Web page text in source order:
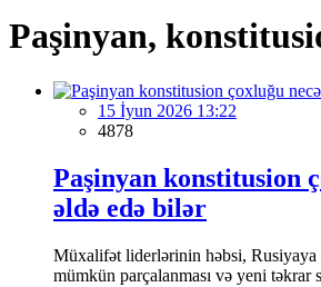
Paşinyan,
15 İyun 2026 13:22
4878
Paşinyan konstitusion
əldə edə bilər
Müxalifət liderlərinin həbsi, Rusiyaya
mümkün parçalanması və yeni təkrar